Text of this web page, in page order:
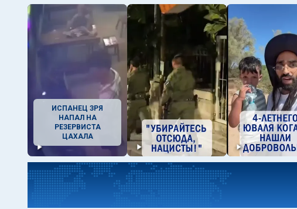
ИСПАНЕЦ ЗРЯ
НАПАЛ НА
РЕЗЕРВИСТА
ЦАХАЛА